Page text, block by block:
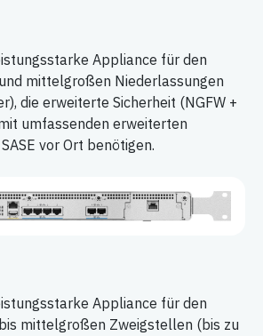
Appliance für den
mittelgroßen Niederlassungen
die erweiterte Sicherheit (NGFW +
umfassenden erweiterten
vor Ort benötigen.
Appliance für den
mittelgroßen Zweigstellen (bis zu